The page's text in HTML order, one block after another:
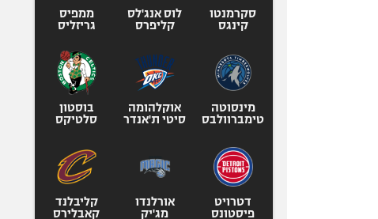
סקרמנטו
קינגס
לוס אנג'לס
קליפרס
ממפיס
גריזליס
מינסוטה
טימברוולבס
אוקלהומה
סיטי ת'אנדר
בוסטון
סלטיקס
דטרויט
פיסטונס
אורלנדו
מג'יק
קליבלנד
קאבלירס